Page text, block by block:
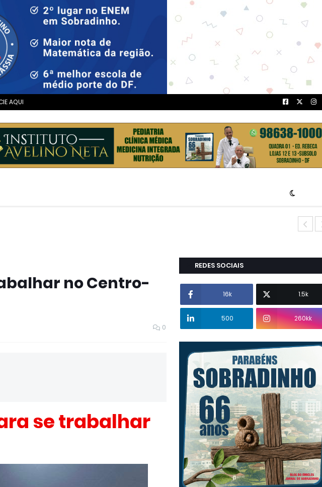
AQUI
no Centro-
0
se trabalhar
REDES SOCIAIS
16k 1.5k
500 260kk